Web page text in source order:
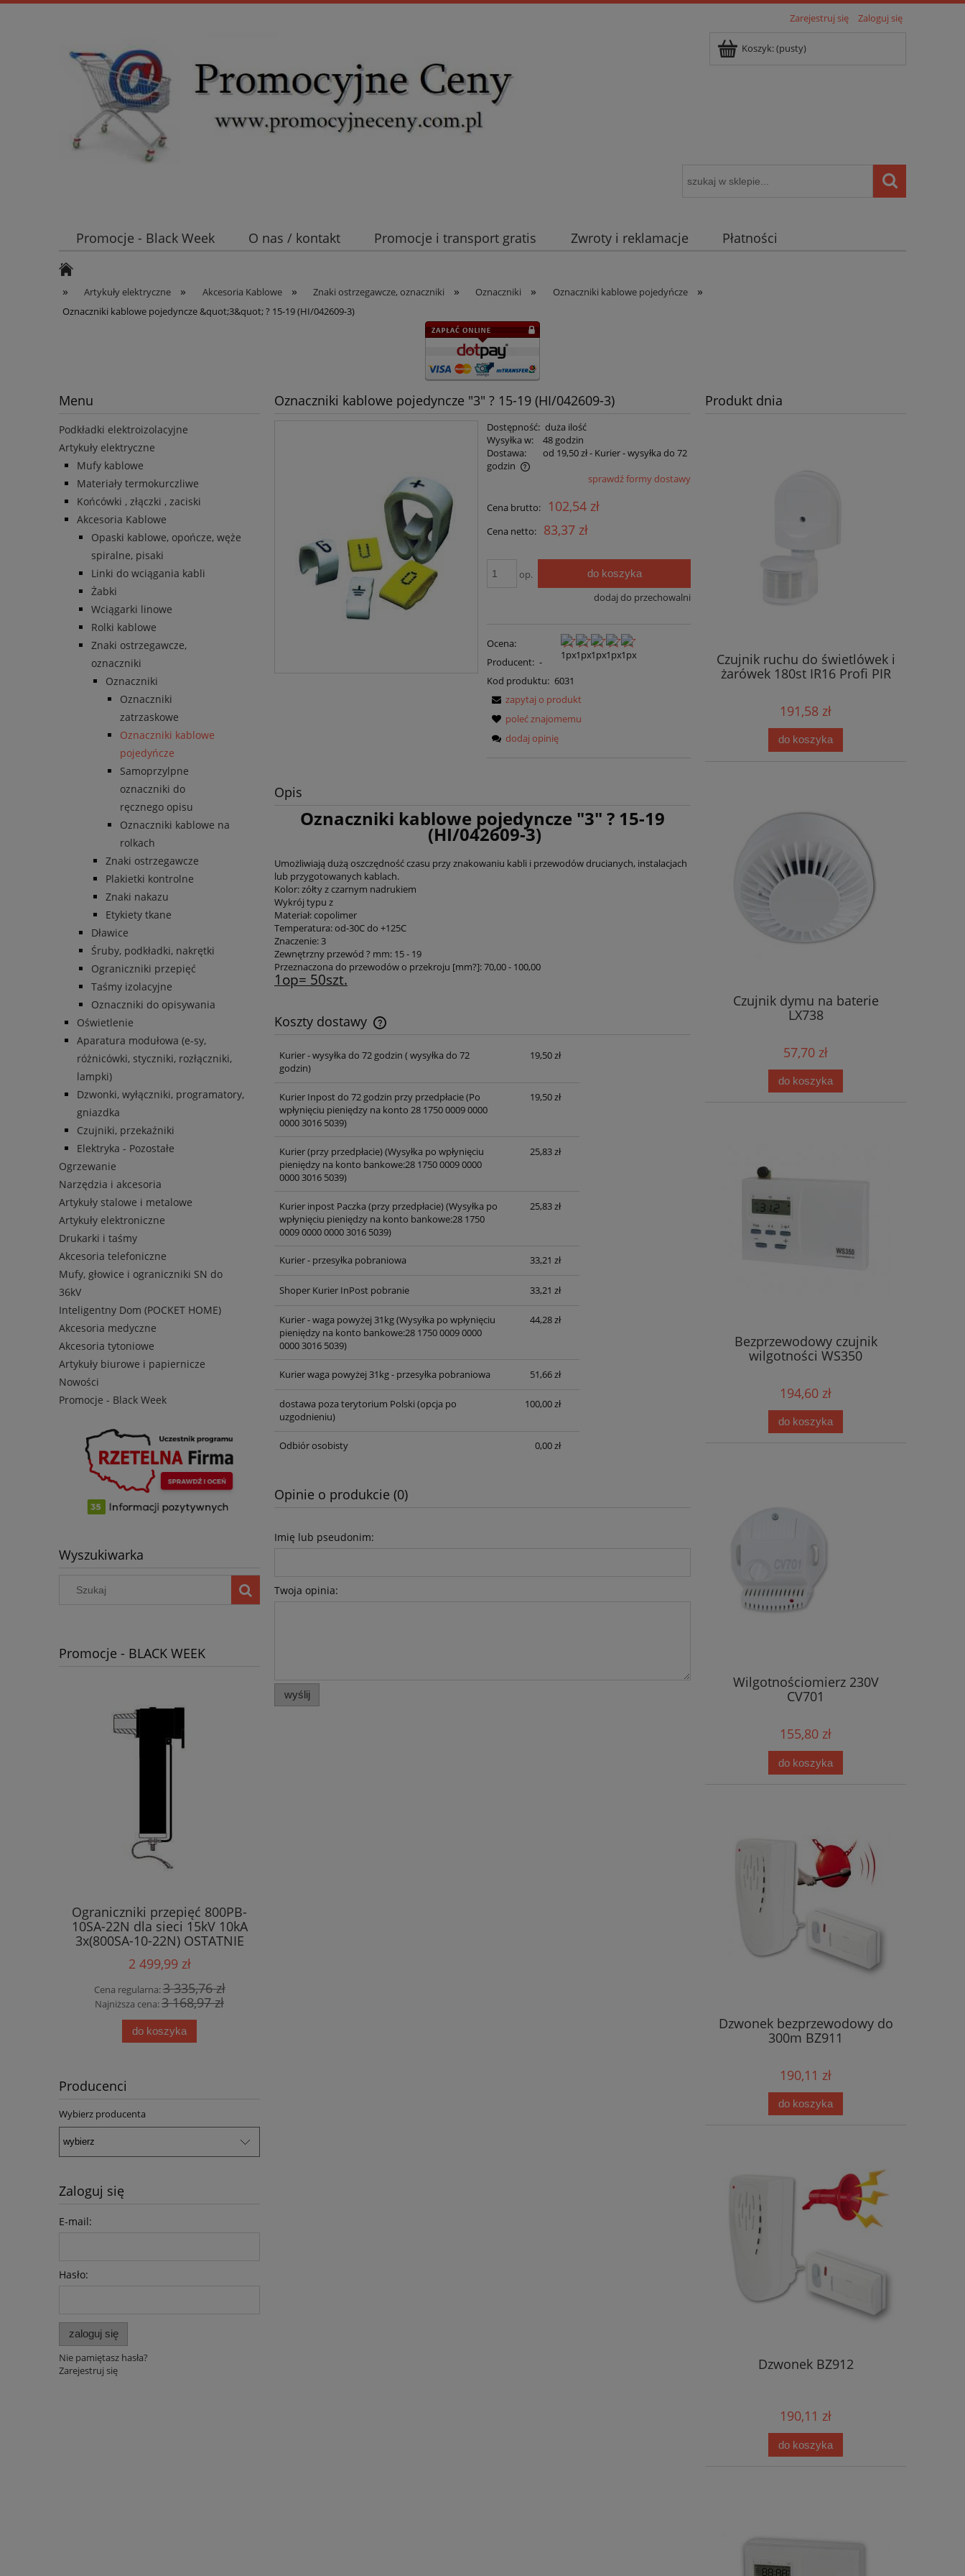
Zarejestruj się Zaloguj się
Koszyk:(pusty)
Promocje - Black Week O nas / kontakt Promocje i transport gratis Zwroty i reklamacje
Płatności
» Artykuły elektryczne » Akcesoria Kablowe » Znaki ostrzegawcze, oznaczniki » Oznaczniki » Oznaczniki kablowe pojedyńcze »
Oznaczniki kablowe pojedyncze &quot;3&quot; ? 15-19 (HI/042609-3)
Menu
Podkładki elektroizolacyjne
Artykuły elektryczne
Mufy kablowe
Materiały termokurczliwe
Końcówki , złączki , zaciski
Akcesoria Kablowe
Opaski kablowe, opończe, węże
spiralne, pisaki
Linki do wciągania kabli
Żabki
Wciągarki linowe
Rolki kablowe
Znaki ostrzegawcze,
oznaczniki
Oznaczniki
Oznaczniki
zatrzaskowe
Oznaczniki kablowe
pojedyńcze
Samoprzylpne
oznaczniki do
ręcznego opisu
Oznaczniki kablowe na
rolkach
Znaki ostrzegawcze
Plakietki kontrolne
Znaki nakazu
Etykiety tkane
Dławice
Śruby, podkładki, nakrętki
Ograniczniki przepięć
Taśmy izolacyjne
Oznaczniki do opisywania
Oświetlenie
Aparatura modułowa (e-sy,
różnicówki, styczniki, rozłączniki,
lampki)
Dzwonki, wyłączniki, programatory,
gniazdka
Czujniki, przekaźniki
Elektryka - Pozostałe
Ogrzewanie
Narzędzia i akcesoria
Artykuły stalowe i metalowe
Artykuły elektroniczne
Drukarki i taśmy
Akcesoria telefoniczne
Mufy, głowice i ograniczniki SN do
36kV
Inteligentny Dom (POCKET HOME)
Akcesoria medyczne
Akcesoria tytoniowe
Artykuły biurowe i papiernicze
Nowości
Promocje - Black Week
Wyszukiwarka
Promocje - BLACK WEEK
Ograniczniki przepięć 800PB-
10SA-22N dla sieci 15kV 10kA
3x(800SA-10-22N) OSTATNIE
2 499,99 zł
Cena regularna:3 335,76 zł
Najniższa cena:3 168,97 zł
do koszyka
Producenci
Wybierz producenta
Zaloguj się
E-mail:
Hasło:
zaloguj się
Nie pamiętasz hasła?
Zarejestruj się
Oznaczniki kablowe pojedyncze "3" ? 15-19 (HI/042609-3)
Dostępność: duża ilość
Wysyłka w:
48 godzin
Dostawa:
od 19,50 zł- Kurier - wysyłka do 72
godzin
Cena nie zawiera ewentualnych kosztów
sprawdź formy dostawy
Cena brutto: 102,54 zł
Cena netto: 83,37 zł
op. do koszyka
dodaj do przechowalni
Ocena:
Producent: -
Kod produktu: 6031
zapytaj o produkt
poleć znajomemu
dodaj opinię
Opis
Oznaczniki kablowe pojedyncze "3" ? 15-19
(HI/042609-3)
Umożliwiają dużą oszczędność czasu przy znakowaniu kabli i przewodów drucianych, instalacjach
lub przygotowanych kablach.
Kolor: zółty z czarnym nadrukiem
Wykrój typu z
Materiał: copolimer
Temperatura: od-30C do +125C
Znaczenie: 3
Zewnętrzny przewód ? mm: 15 - 19
Przeznaczona do przewodów o przekroju [mm?]: 70,00 - 100,00
1op= 50szt.
Koszty dostawy
Cena nie zawiera ewentualnych kosztów
Kurier - wysyłka do 72 godzin ( wysyłka do 72
godzin)
19,50 zł
Kurier Inpost do 72 godzin przy przedpłacie(Po
wpłynięciu pieniędzy na konto 28 1750 0009 0000
0000 3016 5039)
19,50 zł
Kurier (przy przedpłacie)(Wysyłka po wpłynięciu
pieniędzy na konto bankowe:28 1750 0009 0000
0000 3016 5039)
25,83 zł
Kurier inpost Paczka (przy przedpłacie)(Wysyłka po
wpłynięciu pieniędzy na konto bankowe:28 1750
0009 0000 0000 3016 5039)
25,83 zł
Kurier - przesyłka pobraniowa 33,21 zł
Shoper Kurier InPost pobranie 33,21 zł
Kurier - waga powyżej 31kg(Wysyłka po wpłynięciu
pieniędzy na konto bankowe:28 1750 0009 0000
0000 3016 5039)
44,28 zł
Kurier waga powyżej 31kg - przesyłka pobraniowa 51,66 zł
dostawa poza terytorium Polski (opcja po
uzgodnieniu)
100,00 zł
Odbiór osobisty 0,00 zł
Opinie o produkcie (0)
Imię lub pseudonim:
Twoja opinia:
wyślij
Produkt dnia
Czujnik ruchu do świetlówek i
żarówek 180st IR16 Profi PIR
191,58 zł
do koszyka
Czujnik dymu na baterie
LX738
57,70 zł
do koszyka
Bezprzewodowy czujnik
wilgotności WS350
194,60 zł
do koszyka
Wilgotnościomierz 230V
CV701
155,80 zł
do koszyka
Dzwonek bezprzewodowy do
300m BZ911
190,11 zł
do koszyka
Dzwonek BZ912
190,11 zł
do koszyka